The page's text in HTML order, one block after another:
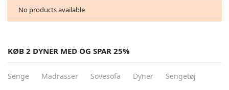
No products available
KØB 2 DYNER MED OG SPAR 25%
Senge Madrasser Sovesofa Dyner Sengetøj